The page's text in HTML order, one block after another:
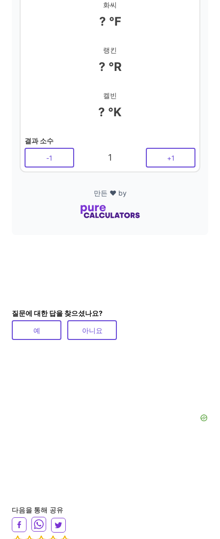
화씨
? °F
랭킨
? °R
켈빈
? °K
결과 소수
-1 1 +1
만든 ❤️ by
질문에 대한 답을 찾으셨나요?
예 아니요
다음을 통해 공유